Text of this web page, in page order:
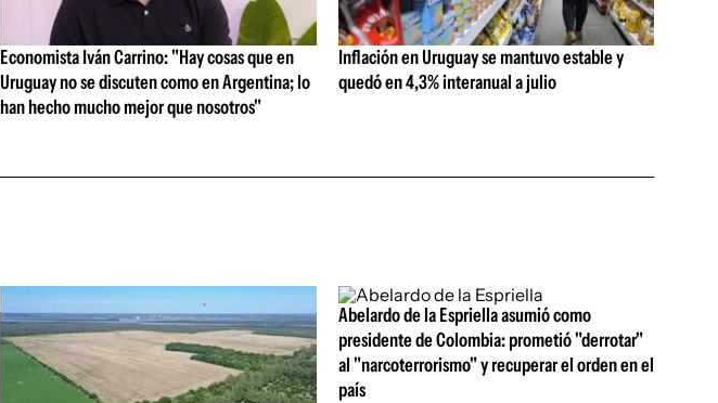
Economista Iván Carrino: "Hay cosas que en
Uruguay no se discuten como en Argentina; lo
han hecho mucho mejor que nosotros"
Inflación en Uruguay se mantuvo estable y
quedó en 4,3% interanual a julio
Abelardo de la Espriella asumió como
presidente de Colombia: prometió "derrotar"
al "narcoterrorismo" y recuperar el orden en el
país